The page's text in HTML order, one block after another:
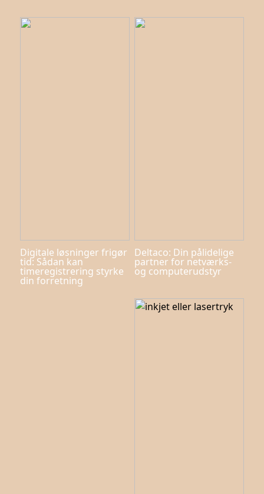
Digitale løsninger frigør
tid: Sådan kan
timeregistrering styrke
din forretning
Deltaco: Din pålidelige
partner for netværks-
og computerudstyr